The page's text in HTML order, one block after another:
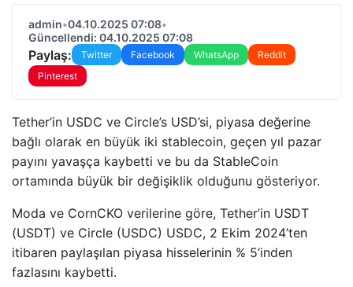
admin•04.10.2025 07:08•
Güncellendi: 04.10.2025 07:08
Paylaş: Twitter Facebook WhatsApp
Reddit
Pinterest
Tether’in USDC ve Circle’s USD’si, piyasa değerine
bağlı olarak en büyük iki stablecoin, geçen yıl pazar
payını yavaşça kaybetti ve bu da StableCoin
ortamında büyük bir değişiklik olduğunu gösteriyor.
Moda ve CornCKO verilerine göre, Tether’in USDT
(USDT) ve Circle (USDC) USDC, 2 Ekim 2024’ten
itibaren paylaşılan piyasa hisselerinin % 5’inden
fazlasını kaybetti.